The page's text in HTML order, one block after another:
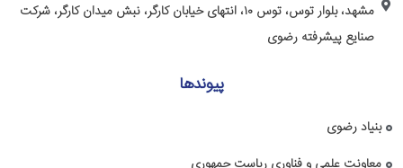
مشهد، بلوار توس، توس ۱۰، انتهای خیابان کارگر، نبش میدان کارگر، شرکت
صنایع پیشرفته رضوی
پیوندها
بنیاد رضوی